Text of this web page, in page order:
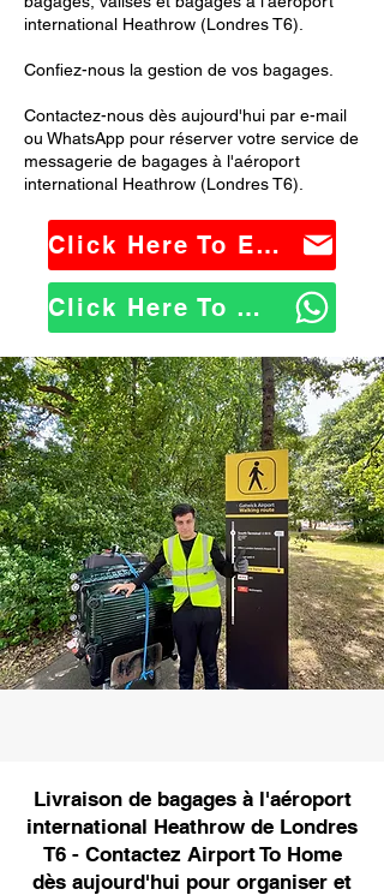
international Heathrow (Londres T6).
Confiez-nous la gestion de vos bagages.
Contactez-nous dès aujourd'hui par e-mail
ou WhatsApp pour réserver votre service de
messagerie de bagages à l'aéroport
international Heathrow (Londres T6).
Click Here To Email Us
Click Here To WhatsApp Us
Livraison de bagages à l'aéroport
international Heathrow de Londres
T6 - Contactez Airport To Home
dès aujourd'hui pour organiser et